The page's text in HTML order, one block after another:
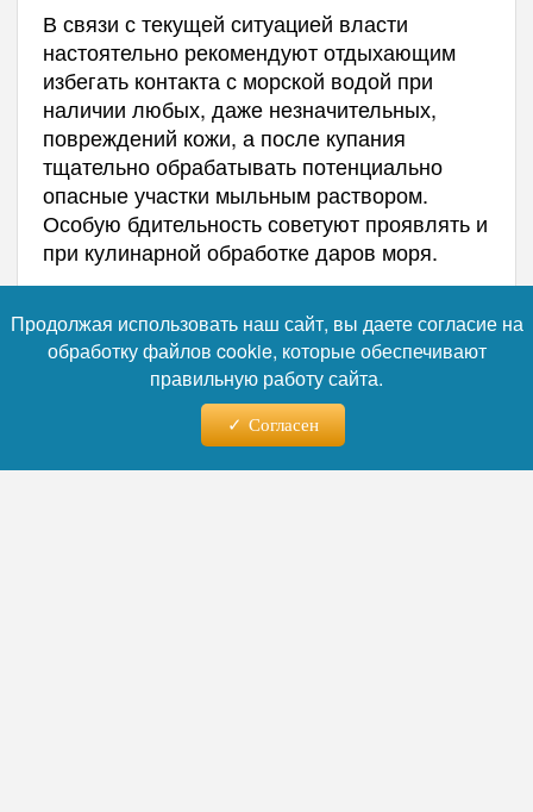
В связи с текущей ситуацией власти
настоятельно рекомендуют отдыхающим
избегать контакта с морской водой при
наличии любых, даже незначительных,
повреждений кожи, а после купания
тщательно обрабатывать потенциально
опасные участки мыльным раствором.
Особую бдительность советуют проявлять и
при кулинарной обработке даров моря.
Читайте нас в телеграм
Продолжая использовать наш сайт, вы даете согласие на
обработку файлов cookie, которые обеспечивают
правильную работу сайта.
Согласен